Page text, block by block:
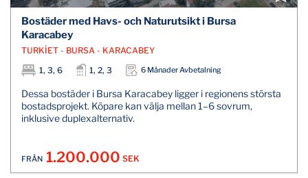
Bostäder med Havs- och Naturutsikt i Bursa
Karacabey
TURKİET - BURSA - KARACABEY
1, 3, 6
1, 2, 3 6 Månader Avbetalning
Dessa bostäder i Bursa Karacabey ligger i regionens största
bostadsprojekt. Köpare kan välja mellan 1–6 sovrum,
inklusive duplexalternativ.
FRÅN 1.200.000 SEK